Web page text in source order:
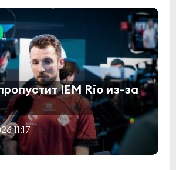
IEM Rio из-за
11:17